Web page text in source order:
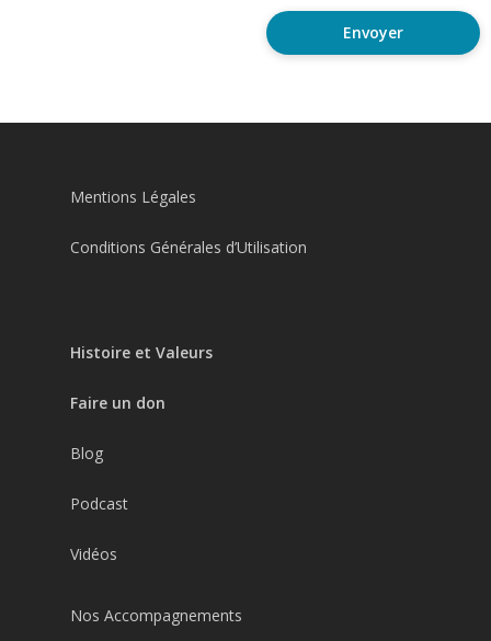
Mentions Légales
Conditions Générales d’Utilisation
Histoire et Valeurs
Faire un don
Blog
Podcast
Vidéos
Nos Accompagnements